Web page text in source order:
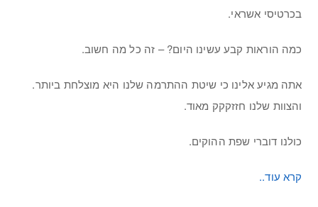
בכרטיסי אשראי.
כמה הוראות קבע עשינו היום? – זה כל מה חשוב.
אתה מגיע אלינו כי שיטת ההתרמה שלנו היא מוצלחת ביותר.
והצוות שלנו חזזקקק מאוד.
כולנו דוברי שפת ההוקים.
קרא עוד..